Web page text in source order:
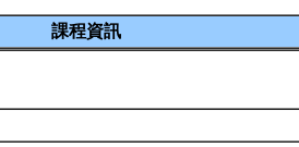
課程資訊